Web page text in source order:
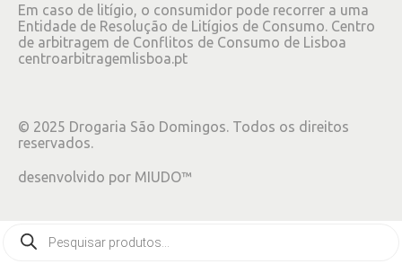
Em caso de litígio, o consumidor pode recorrer a uma
Entidade de Resolução de Litígios de Consumo. Centro
de arbitragem de Conflitos de Consumo de Lisboa
centroarbitragemlisboa.pt
© 2025 Drogaria São Domingos. Todos os direitos
reservados.
desenvolvido por MIUDO™